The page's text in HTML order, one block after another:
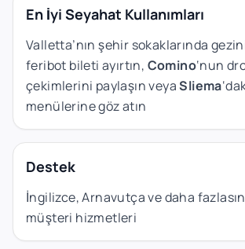
En İyi Seyahat Kullanımları
Valletta’nın şehir sokaklarında
feribot bileti ayırtın, Comino‘nun
çekimlerini paylaşın veyaSliema
menülerine göz atın
Destek
İngilizce, Arnavutça ve daha
müşteri hizmetleri